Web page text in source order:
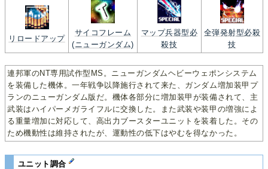
リロードアップ
サイコフレーム
(ニューガンダム)
マップ兵器型必
殺技
全弾発射型必殺
技
連邦軍のNT専用試作型MS。ニューガンダムヘビーウェポンシステム
を装備した機体。一年戦争以降施行されて来た、ガンダム増加装甲プ
ランのニューガンダム版だ。機体各部分に増加装甲が装備されて、主
武装はハイパーメガライフルに交換した。また武装や装甲の増強によ
る重量増加に対応して、高出力ブースターユニットを装着した。その
ため機動性は維持されたが、運動性の低下はやむを得なかった。
ユニット調合